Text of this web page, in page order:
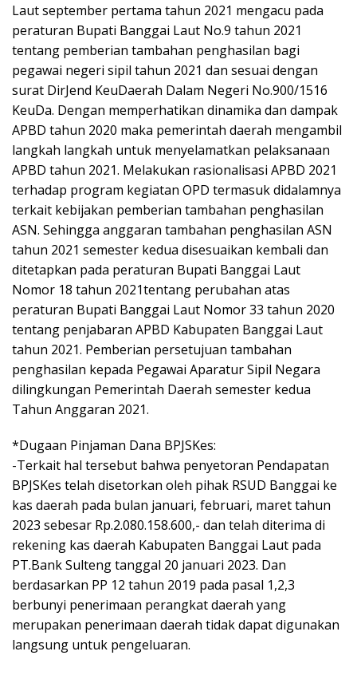
Laut september pertama tahun 2021 mengacu pada
peraturan Bupati Banggai Laut No.9 tahun 2021
tentang pemberian tambahan penghasilan bagi
pegawai negeri sipil tahun 2021 dan sesuai dengan
surat DirJend KeuDaerah Dalam Negeri No.900/1516
KeuDa. Dengan memperhatikan dinamika dan dampak
APBD tahun 2020 maka pemerintah daerah mengambil
langkah langkah untuk menyelamatkan pelaksanaan
APBD tahun 2021. Melakukan rasionalisasi APBD 2021
terhadap program kegiatan OPD termasuk didalamnya
terkait kebijakan pemberian tambahan penghasilan
ASN. Sehingga anggaran tambahan penghasilan ASN
tahun 2021 semester kedua disesuaikan kembali dan
ditetapkan pada peraturan Bupati Banggai Laut
Nomor 18 tahun 2021tentang perubahan atas
peraturan Bupati Banggai Laut Nomor 33 tahun 2020
tentang penjabaran APBD Kabupaten Banggai Laut
tahun 2021. Pemberian persetujuan tambahan
penghasilan kepada Pegawai Aparatur Sipil Negara
dilingkungan Pemerintah Daerah semester kedua
Tahun Anggaran 2021.
*Dugaan Pinjaman Dana BPJSKes:
-Terkait hal tersebut bahwa penyetoran Pendapatan
BPJSKes telah disetorkan oleh pihak RSUD Banggai ke
kas daerah pada bulan januari, februari, maret tahun
2023 sebesar Rp.2.080.158.600,- dan telah diterima di
rekening kas daerah Kabupaten Banggai Laut pada
PT.Bank Sulteng tanggal 20 januari 2023. Dan
berdasarkan PP 12 tahun 2019 pada pasal 1,2,3
berbunyi penerimaan perangkat daerah yang
merupakan penerimaan daerah tidak dapat digunakan
langsung untuk pengeluaran.